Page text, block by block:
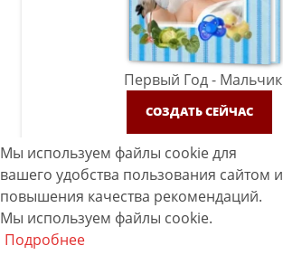
Первый Год - Мальчик
СОЗДАТЬ СЕЙЧАС
Мы используем файлы cookie для
вашего удобства пользования сайтом и
повышения качества рекомендаций.
Мы используем файлы cookie.
Подробнее